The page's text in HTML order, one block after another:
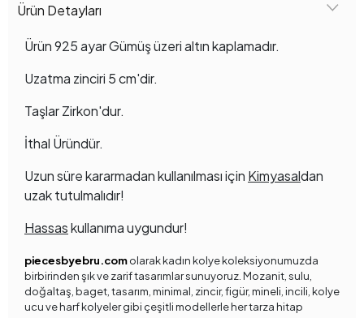
Ürün Detayları
Ürün 925 ayar Gümüş üzeri altın kaplamadır.
Uzatma zinciri 5 cm'dir.
Taşlar Zirkon'dur.
İthal Üründür.
Uzun süre kararmadan kullanılması için Kimyasaldan
uzak tutulmalıdır!
Hassaskullanıma uygundur!
piecesbyebru.comolarak kadın kolye koleksiyonumuzda
birbirinden şık ve zarif tasarımlar sunuyoruz. Mozanit, sulu,
doğaltaş, baget, tasarım, minimal, zincir, figür, mineli, incili, kolye
ucu ve harf kolyeler gibi çeşitli modellerle her tarza hitap